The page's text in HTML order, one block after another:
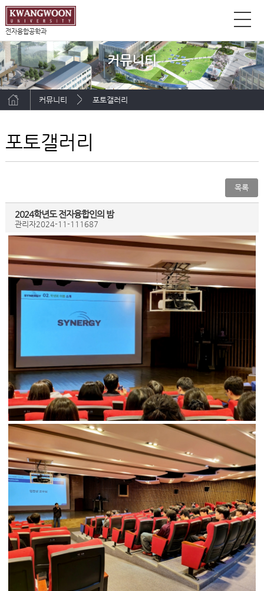
전자융합공학과
커뮤니티
커뮤니티 포토갤러리
포토갤러리
목록
2024학년도 전자융합인의 밤
관리자2024-11-11 1687